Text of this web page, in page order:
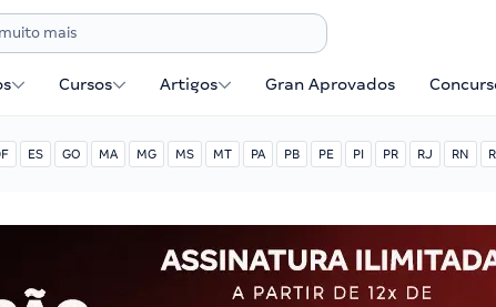
Cursos Artigos Gran Aprovados
ES GO MA MG MS MT PA PB PE PI PR RJ RN